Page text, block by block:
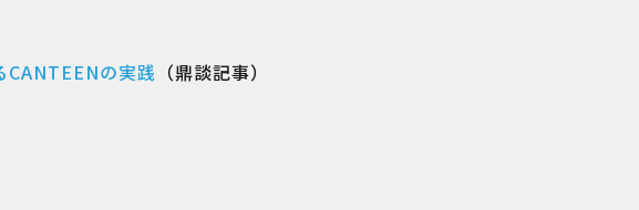
の実践 （鼎談記事）